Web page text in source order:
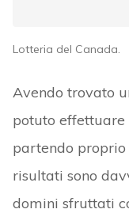
Lotteria del Canada.
Avendo trovato
potuto effettuare
partendo proprio
risultati sono
domini sfruttati